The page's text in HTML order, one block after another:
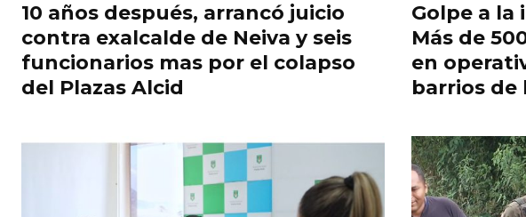
10 años después, arrancó juicio
contra exalcalde de Neiva y seis
funcionarios mas por el colapso
del Plazas Alcid
Golpe a la
Más de
en
barrios de